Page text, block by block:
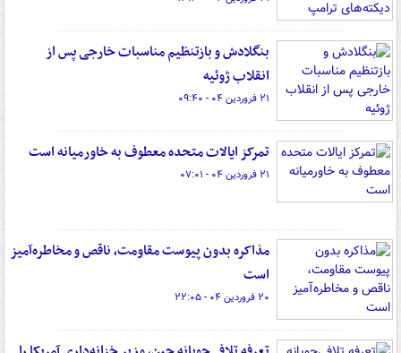
بنگلادش و بازتنظیم مناسبات خارجی پس از
انقلاب ژوئیه
۲۱ فروردین ۰۴ - ۰۹:۴۰
تمرکز ایالات متحده معطوف به خاورمیانه است
۲۱ فروردین ۰۴ - ۰۷:۰۱
مذاکره بدون پیوست مقاومت، ناقص و مخاطره‌آمیز
است
۲۰ فروردین ۰۴ - ۲۲:۰۵